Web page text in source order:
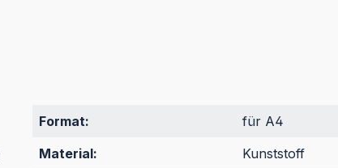
Format:
für A4
Material:
Kunststoff